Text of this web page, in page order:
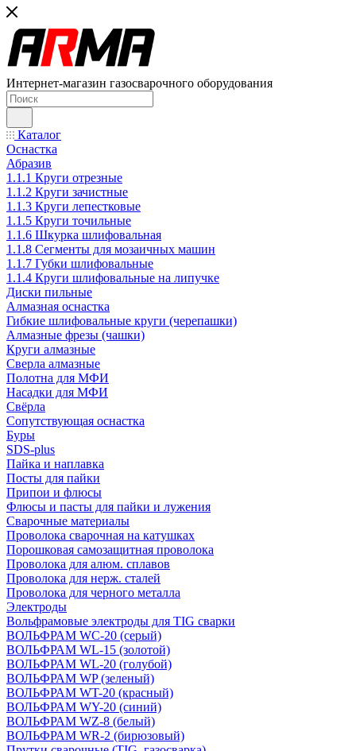
Интернет-магазин газосварочного оборудования
Каталог
Оснастка
Абразив
1.1.1 Круги отрезные
1.1.2 Круги зачистные
1.1.3 Круги лепестковые
1.1.5 Круги точильные
1.1.6 Шкурка шлифовальная
1.1.8 Сегменты для мозаичных машин
1.1.7 Губки шлифовальные
1.1.4 Круги шлифовальные на липучке
Диски пильные
Алмазная оснастка
Гибкие шлифовальные круги (черепашки)
Алмазные фрезы (чашки)
Круги алмазные
Сверла алмазные
Полотна для МФИ
Насадки для МФИ
Свёрла
Сопутствующая оснастка
Буры
SDS-plus
Пайка и наплавка
Посты для пайки
Припои и флюсы
Флюсы и пасты для пайки и лужения
Сварочные материалы
Проволока сварочная на катушках
Порошковая самозащитная проволока
Проволока для алюм. сплавов
Проволока для нерж. сталей
Проволока для черного металла
Электроды
Вольфрамовые электроды для TIG сварки
ВОЛЬФРАМ WC-20 (серый)
ВОЛЬФРАМ WL-15 (золотой)
ВОЛЬФРАМ WL-20 (голубой)
ВОЛЬФРАМ WP (зеленый)
ВОЛЬФРАМ WT-20 (красный)
ВОЛЬФРАМ WY-20 (синий)
ВОЛЬФРАМ WZ-8 (белый)
ВОЛЬФРАМ WR-2 (бирюзовый)